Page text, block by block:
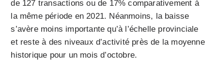
de 127 transactions ou de 17% comparativement à
la même période en 2021. Néanmoins, la baisse
s’avère moins importante qu’à l’échelle provinciale
et reste à des niveaux d’activité près de la moyenne
historique pour un mois d’octobre.